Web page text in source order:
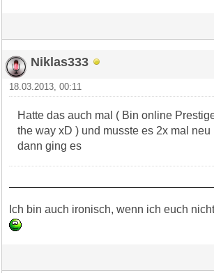
Niklas333
18.03.2013, 00:11
Hatte das auch mal ( Bin online
the way xD ) und musste es 2x mal
dann ging es
Ich bin auch ironisch, wenn ich euch